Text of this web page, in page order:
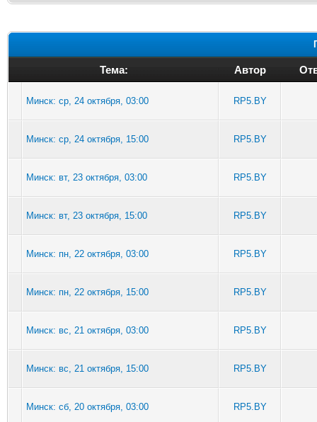
Тема: Автор
Минск: ср, 24 октября, 03:00 RP5.BY
Минск: ср, 24 октября, 15:00 RP5.BY
Минск: вт, 23 октября, 03:00 RP5.BY
Минск: вт, 23 октября, 15:00 RP5.BY
Минск: пн, 22 октября, 03:00 RP5.BY
Минск: пн, 22 октября, 15:00 RP5.BY
Минск: вс, 21 октября, 03:00 RP5.BY
Минск: вс, 21 октября, 15:00 RP5.BY
Минск: сб, 20 октября, 03:00 RP5.BY